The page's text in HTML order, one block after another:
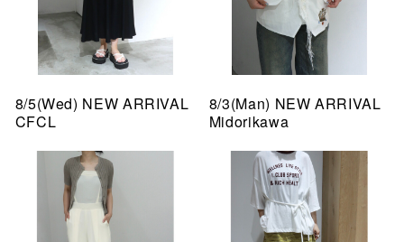
8/5(Wed) NEW ARRIVAL
CFCL
8/3(Man) NEW ARRIVAL
Midorikawa